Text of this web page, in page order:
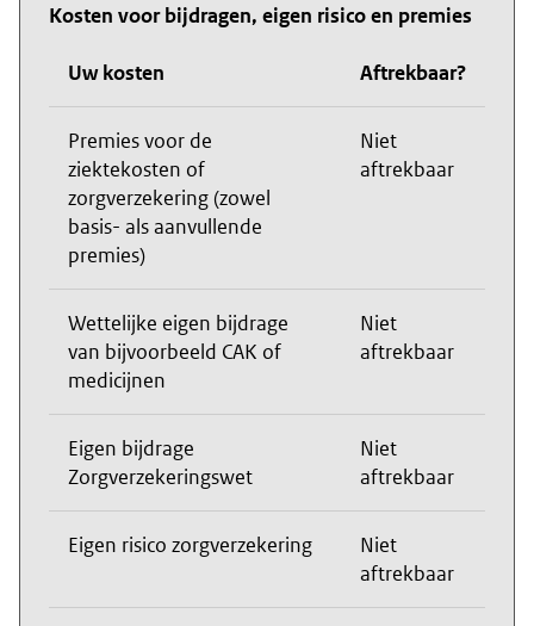
Kosten voor bijdragen, eigen risico en premies
Uw kosten Aftrekbaar?
Premies voor de
ziektekosten of
zorgverzekering (zowel
basis- als aanvullende
premies)
Niet
aftrekbaar
Wettelijke eigen bijdrage
van bijvoorbeeld CAK of
medicijnen
Niet
aftrekbaar
Eigen bijdrage
Zorgverzekeringswet
Niet
aftrekbaar
Eigen risico zorgverzekering
Niet
aftrekbaar